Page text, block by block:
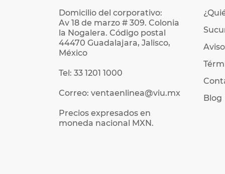
Domicilio del corporativo:
Av 18 de marzo # 309. Colonia
la Nogalera. Código postal
44470 Guadalajara, Jalisco,
México
Tel: 33 1201 1000
Correo: ventaenlinea@viu.mx
Precios expresados en
moneda nacional MXN.
Blog